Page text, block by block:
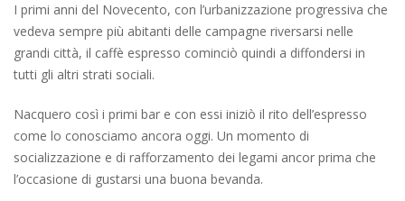
I primi anni del Novecento, con l’urbanizzazione progressiva che
vedeva sempre più abitanti delle campagne riversarsi nelle
grandi città, il caffè espresso cominciò quindi a diffondersi in
tutti gli altri strati sociali.
Nacquero così i primi bar e con essi iniziò il rito dell’espresso
come lo conosciamo ancora oggi. Un momento di
socializzazione e di rafforzamento dei legami ancor prima che
l’occasione di gustarsi una buona bevanda.